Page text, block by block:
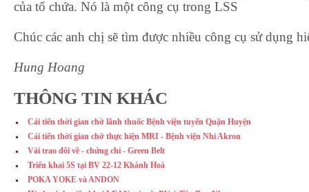
của tổ chứa. Nó là một công cụ trong LSS
Chúc các anh chị sẽ tìm được nhiều công cụ sử dụng
Hung Hoang
THÔNG TIN KHÁC
Cải tiến thời gian chờ lãnh thuốc Bệnh viện tuyến Quận Huyện
Cải tiến thời gian chờ thực hiện MRI - Bệnh viện Nhi Akron
Vài trao đổi về - chứng chỉ - Green Belt
Triển khai 5S tại BV 22-12 Khánh Hoà
POKA YOKE và ANDON